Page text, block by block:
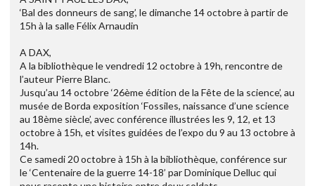
‘Bal des donneurs de sang’, le dimanche 14 octobre à partir de
15h à la salle Félix Arnaudin
A DAX,
A la bibliothèque le vendredi 12 octobre à 19h, rencontre de
l’auteur Pierre Blanc.
Jusqu’au 14 octobre ‘26ème édition de la Fête de la science’, au
musée de Borda exposition ‘Fossiles, naissance d’une science
au 18ème siècle’, avec conférence illustrées les 9, 12, et 13
octobre à 15h, et visites guidées de l’expo du 9 au 13 octobre à
14h.
Ce samedi 20 octobre à 15h à la bibliothèque, conférence sur
le ‘Centenaire de la guerre 14-18’ par Dominique Delluc qui